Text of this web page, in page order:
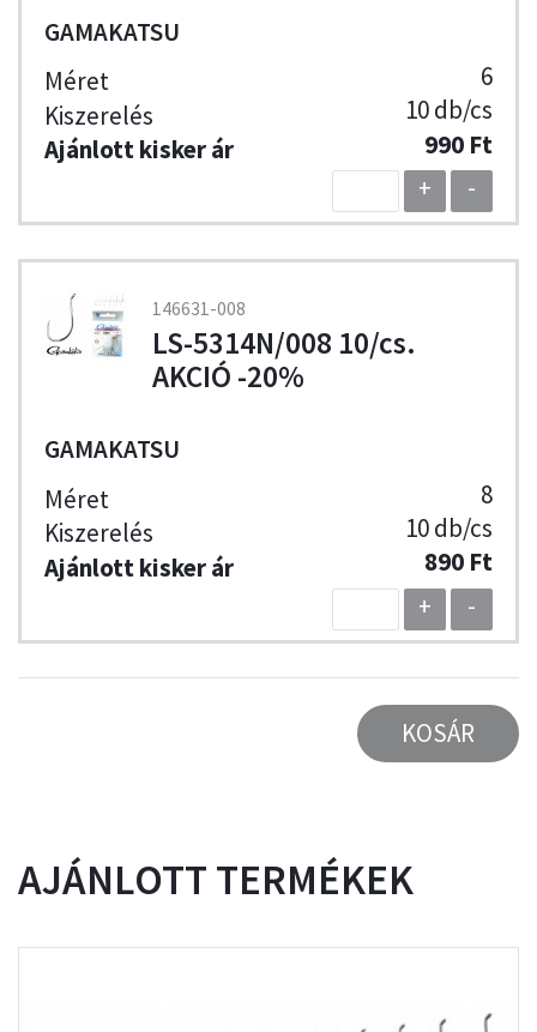
GAMAKATSU
6
10 db/cs
990 Ft
+
-
146631-008
LS-5314N/008 10/cs.
AKCIÓ -20%
GAMAKATSU
8
10 db/cs
890 Ft
+
-
KOSÁR
AJÁNLOTT TERMÉKEK